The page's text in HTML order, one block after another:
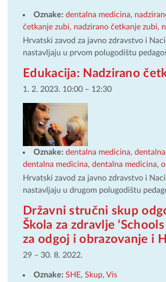
Oznake: dentalna medicina,
četkanje zubi, nadzirano četkanje zubi,
Hrvatski zavod za javno zdravstvo i
nastavljaju u prvom polugodištu
Edukacija: Nadzirano
1. 2. 2023. 10:00 – 12:30
Oznake: dentalna medicina,
dentalna medicina, dentalna medicina,
Hrvatski zavod za javno zdravstvo i
nastavljaju u drugom polugodištu
Državni stručni skup
Škola za zdravlje
za odgoj i obrazovanje i
29 – 30. 8. 2022.
Oznake: SHE, Skup, Vis